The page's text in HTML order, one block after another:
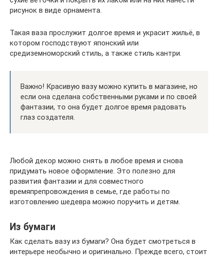
рисунок в виде орнамента.
Такая ваза прослужит долгое время и украсит жильё, в
котором господствуют японский или
средиземноморский стиль, а также стиль кантри.
Важно! Красивую вазу можно купить в магазине, но
если она сделана собственными руками и по своей
фантазии, то она будет долгое время радовать
глаз создателя.
Любой декор можно снять в любое время и снова
придумать новое оформление. Это полезно для
развития фантазии и для совместного
времяпрепровождения в семье, где работы по
изготовлению шедевра можно поручить и детям.
Из бумаги
Как сделать вазу из бумаги? Она будет смотреться в
интерьере необычно и оригинально. Прежде всего, стоит